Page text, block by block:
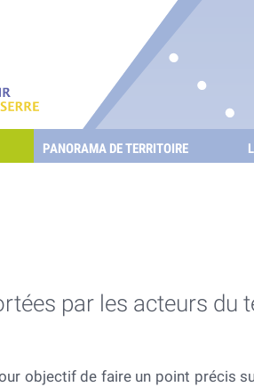
de l'air & gaz à effet de serre
?
PANORAMA DE TERRITOIRE
par les acteurs du
objectif de faire un point précis